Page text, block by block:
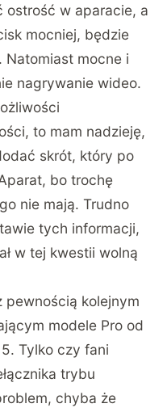
ostrość w aparacie, a
mocniej, będzie
Natomiast mocne i
nagrywanie wideo.
to mam nadzieję,
skrót, który po
bo trochę
nie mają. Trudno
tych informacji,
w tej kwestii wolną
pewnością kolejnym
modele Pro od
Tylko czy fani
trybu
chyba że